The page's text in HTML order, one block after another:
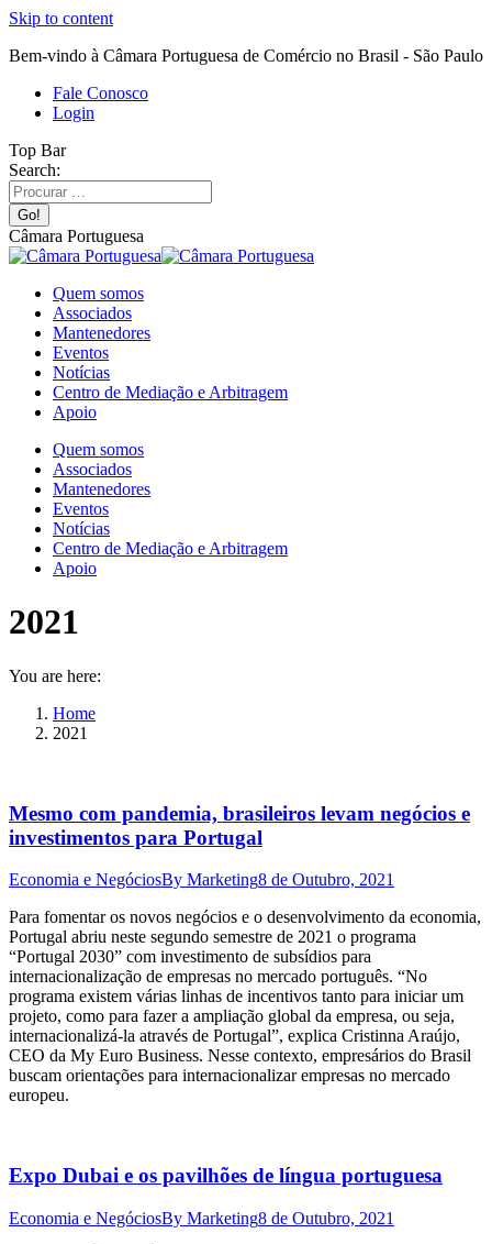
Skip to content
Bem-vindo à Câmara Portuguesa de Comércio no Brasil - São Paulo
Fale Conosco
Login
Top Bar
Search:
Câmara Portuguesa
Quem somos
Associados
Mantenedores
Eventos
Notícias
Centro de Mediação e Arbitragem
Apoio
Quem somos
Associados
Mantenedores
Eventos
Notícias
Centro de Mediação e Arbitragem
Apoio
2021
You are here:
Home
2021
Mesmo com pandemia, brasileiros levam negócios e
investimentos para Portugal
Economia e NegóciosBy Marketing8 de Outubro, 2021
Para fomentar os novos negócios e o desenvolvimento da economia,
Portugal abriu neste segundo semestre de 2021 o programa
“Portugal 2030” com investimento de subsídios para
internacionalização de empresas no mercado português. “No
programa existem várias linhas de incentivos tanto para iniciar um
projeto, como para fazer a ampliação global da empresa, ou seja,
internacionalizá-la através de Portugal”, explica Cristinna Araújo,
CEO da My Euro Business. Nesse contexto, empresários do Brasil
buscam orientações para internacionalizar empresas no mercado
europeu.
Expo Dubai e os pavilhões de língua portuguesa
Economia e NegóciosBy Marketing8 de Outubro, 2021